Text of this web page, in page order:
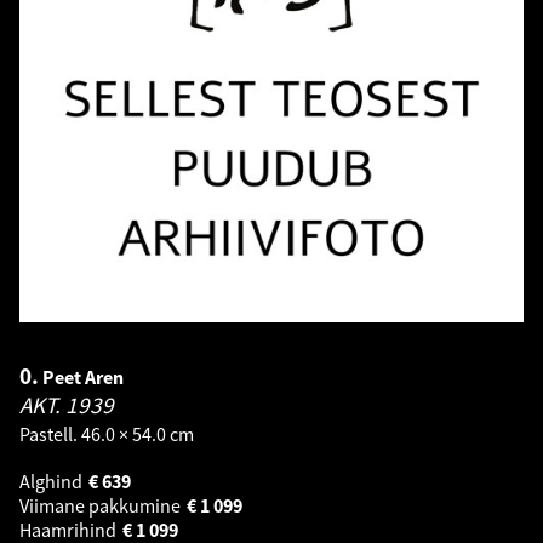
0. Peet Aren
AKT. 1939
Pastell. 46.0 × 54.0 cm
Alghind
639
€
Viimane pakkumine
1 099
€
Haamrihind
1 099
€